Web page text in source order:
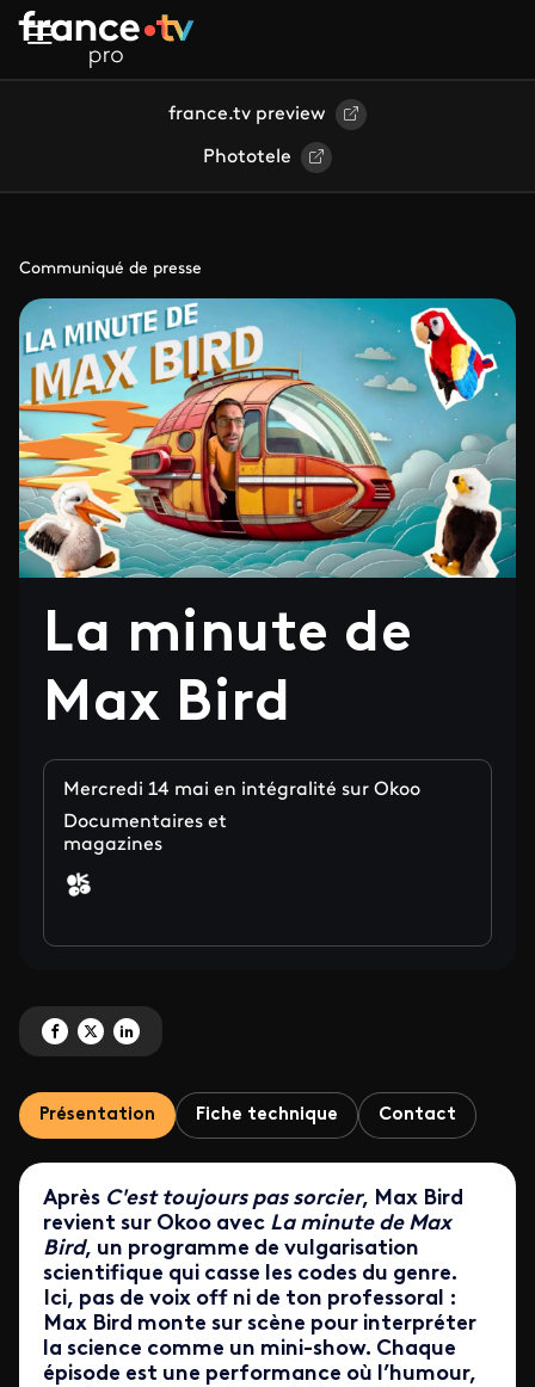
Aller au contenu principal
france.tv preview
Phototele
Communiqué de presse
La minute de
Max Bird
Mercredi 14 mai en intégralité sur Okoo
Documentaires et
magazines
Partagez 'La minute de Max Bird' sur Facebook
Partagez 'La minute de Max Bird' sur X
Partagez 'La minute de Max Bird' sur LinkedIn
Présentation Fiche technique Contact
Après C'est toujours pas sorcier, Max Bird
revient sur Okoo avec La minute de Max
Bird, un programme de vulgarisation
scientifique qui casse les codes du genre.
Ici, pas de voix off ni de ton professoral :
Max Bird monte sur scène pour interpréter
la science comme un mini-show. Chaque
épisode est une performance où l’humour,